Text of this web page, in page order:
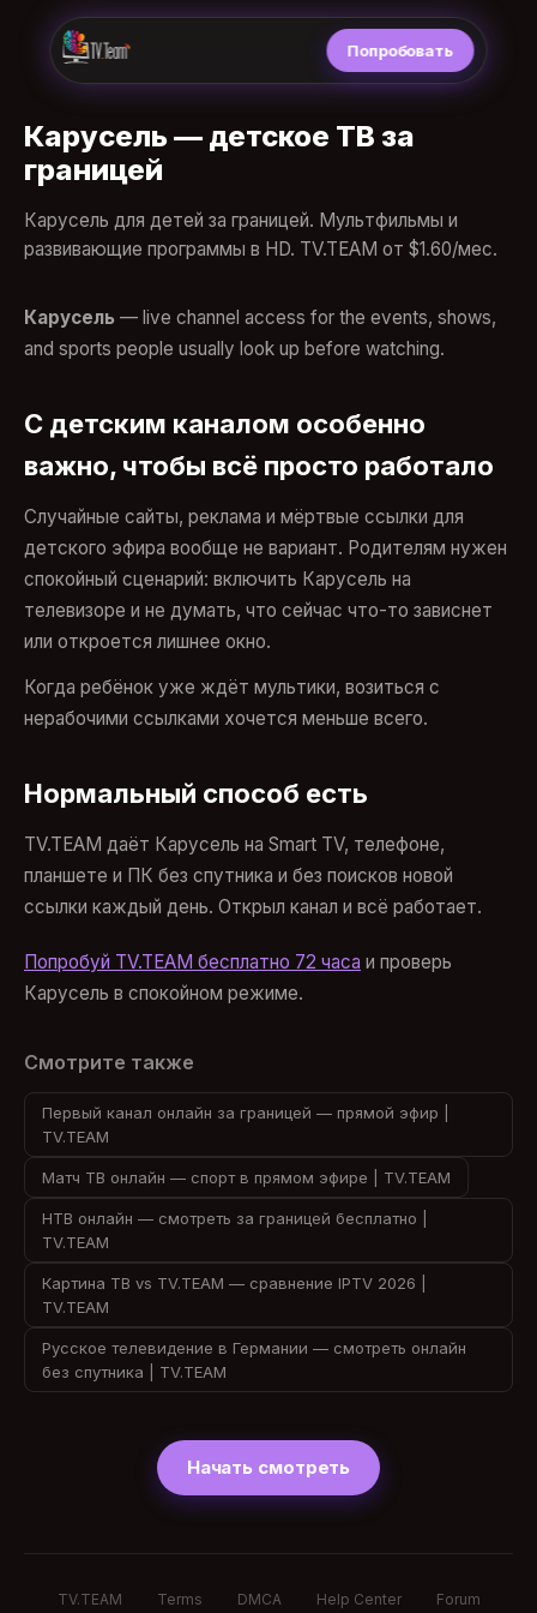
Попробовать
Карусель — детское ТВ за
границей
Карусель для детей за границей. Мультфильмы и
развивающие программы в HD. TV.TEAM от $1.60/мес.
Карусель — live channel access for the events, shows,
and sports people usually look up before watching.
С детским каналом особенно
важно, чтобы всё просто работало
Случайные сайты, реклама и мёртвые ссылки для
детского эфира вообще не вариант. Родителям нужен
спокойный сценарий: включить Карусель на
телевизоре и не думать, что сейчас что-то зависнет
или откроется лишнее окно.
Когда ребёнок уже ждёт мультики, возиться с
нерабочими ссылками хочется меньше всего.
Нормальный способ есть
TV.TEAM даёт Карусель на Smart TV, телефоне,
планшете и ПК без спутника и без поисков новой
ссылки каждый день. Открыл канал и всё работает.
Попробуй TV.TEAM бесплатно 72 часа и проверь
Карусель в спокойном режиме.
Смотрите также
Первый канал онлайн за границей — прямой эфир |
TV.TEAM
Матч ТВ онлайн — спорт в прямом эфире | TV.TEAM
НТВ онлайн — смотреть за границей бесплатно |
TV.TEAM
Картина ТВ vs TV.TEAM — сравнение IPTV 2026 |
TV.TEAM
Русское телевидение в Германии — смотреть онлайн
без спутника | TV.TEAM
Начать смотреть
TV.TEAM Terms DMCA Help Center Forum